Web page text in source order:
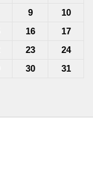
9
10
16
17
23
24
30
31